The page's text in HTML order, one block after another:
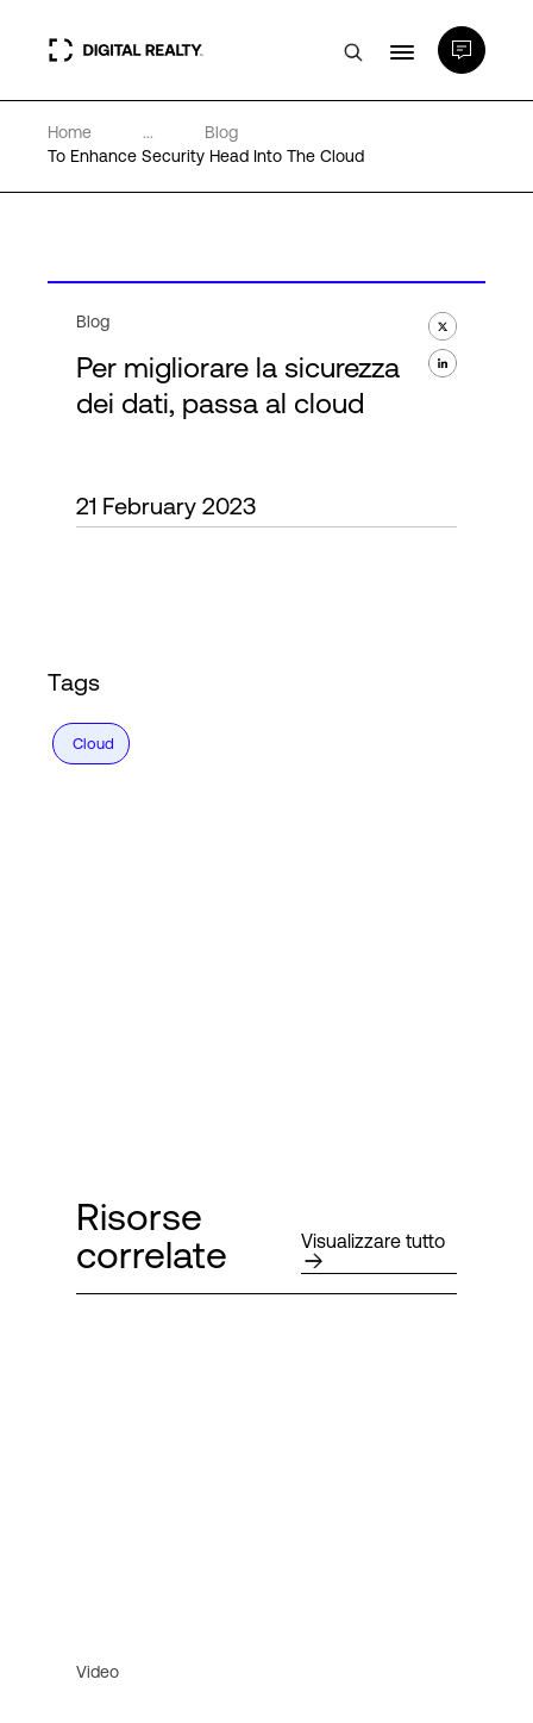
Data center
Competenze e Risorse
Language
Home ...
Blog
To Enhance Security Head Into The Cloud
Blog
Per migliorare la sicurezza
dei dati, passa al cloud
21 February 2023
Tags
Cloud
Risorse
correlate
Visualizzare tutto
Video